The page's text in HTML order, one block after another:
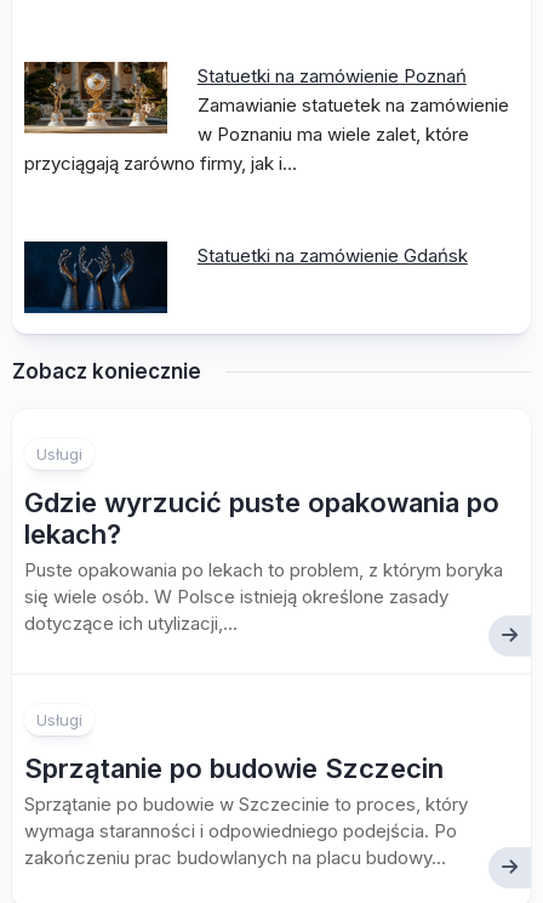
Statuetki na zamówienie Poznań
Zamawianie statuetek na zamówienie
w Poznaniu ma wiele zalet, które
przyciągają zarówno firmy, jak i…
Statuetki na zamówienie Gdańsk
Zobacz koniecznie
Usługi
Gdzie wyrzucić puste opakowania po
lekach?
Puste opakowania po lekach to problem, z którym boryka
się wiele osób. W Polsce istnieją określone zasady
dotyczące ich utylizacji,...
Usługi
Sprzątanie po budowie Szczecin
Sprzątanie po budowie w Szczecinie to proces, który
wymaga staranności i odpowiedniego podejścia. Po
zakończeniu prac budowlanych na placu budowy...